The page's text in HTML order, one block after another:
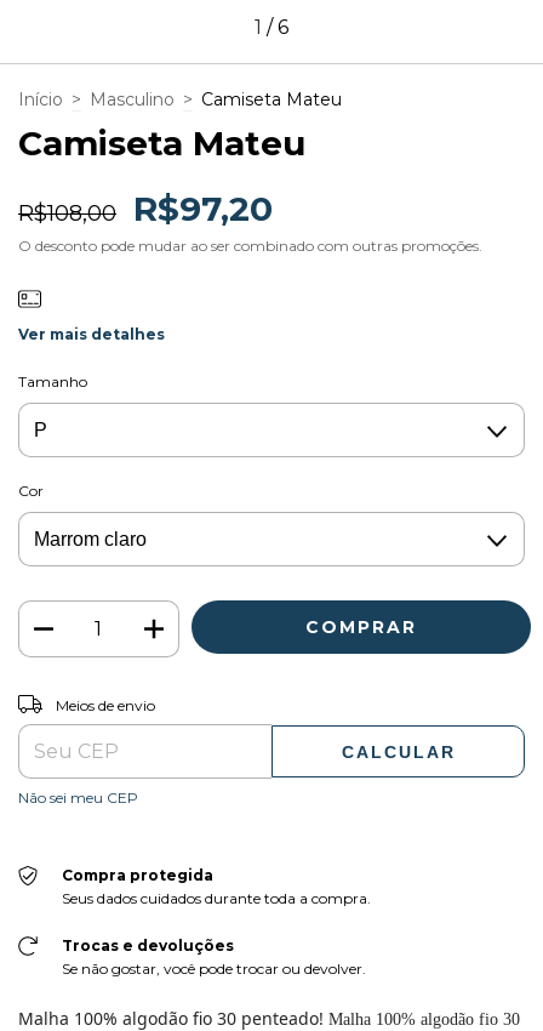
1 /6
Início > Masculino > Camiseta Mateu
Camiseta Mateu
R$108,00 R$97,20
O desconto pode mudar ao ser combinado com outras promoções.
Ver mais detalhes
Tamanho
Cor
Entregas para o CEP:
Meios de envio
CALCULAR
Não sei meu CEP
Compra protegida
Seus dados cuidados durante toda a compra.
Trocas e devoluções
Se não gostar, você pode trocar ou devolver.
Malha 100% algodão fio 30 penteado! Malha 100% algodão fio 30